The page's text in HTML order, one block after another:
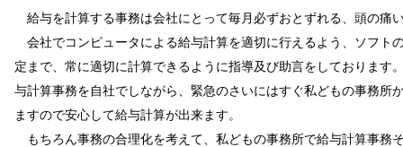
給与を計算する事務は会社にとって毎月必ずおとずれる、頭の痛
会社でコンピュータによる給与計算を適切に行えるよう、ソフト
定まで、常に適切に計算できるように指導及び助言をしております
与計算事務を自社でしながら、緊急のさいにはすぐ私どもの事務所
ますので安心して給与計算が出来ます。
もちろん事務の合理化を考えて、私どもの事務所で給与計算事務